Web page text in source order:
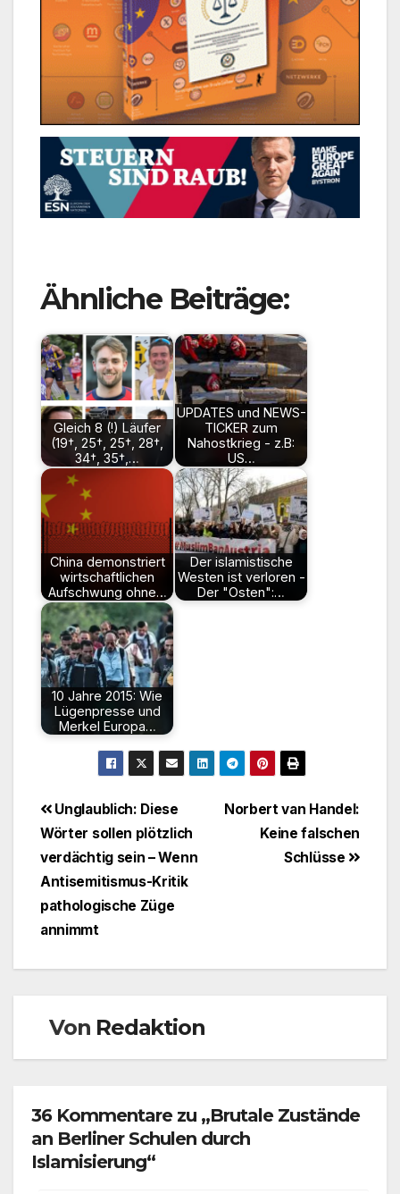
Ähnliche Beiträge:
Gleich 8 (!) Läufer
(19†, 25†, 25†, 28†,
34†, 35†,…
UPDATES und NEWS-
TICKER zum
Nahostkrieg - z.B:
US…
China demonstriert
wirtschaftlichen
Aufschwung ohne…
Der islamistische
Westen ist verloren -
Der "Osten":…
10 Jahre 2015: Wie
Lügenpresse und
Merkel Europa…
Beitragsnavigation
Norbert van Handel:
Keine falschen
Schlüsse
Unglaublich: Diese
Wörter sollen plötzlich
verdächtig sein – Wenn
Antisemitismus-Kritik
pathologische Züge
annimmt
Von Redaktion
36 Kommentare zu „Brutale Zustände
an Berliner Schulen durch
Islamisierung“